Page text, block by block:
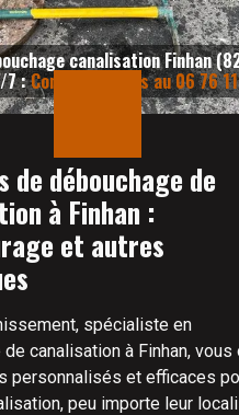
canalisation Finhan
7 :Contactez-nous au 06 76
de débouchage de
à Finhan :
et autres
spécialiste en
de canalisation à Finhan,
personnalisés et efficaces
peu importe leur